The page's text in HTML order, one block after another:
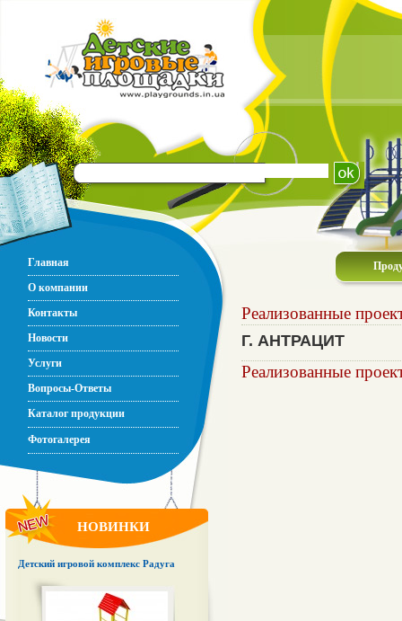
Главная
О компании
Контакты
Новости
Услуги
Вопросы-Ответы
Каталог продукции
Фотогалерея
НОВИНКИ
Детский игровой комплекс Радуга
Реализованные
Г. АНТРАЦИТ
Реализованные